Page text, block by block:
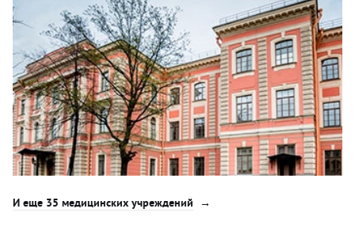
И еще 35 медицинских учреждений